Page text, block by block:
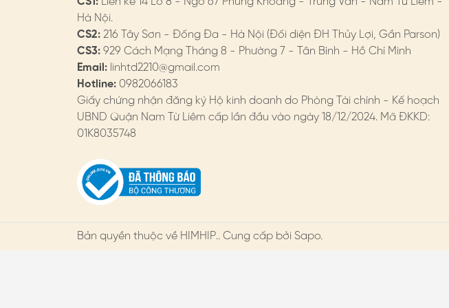
Hà Nội.
CS2: 216 Tây Sơn - Đống Đa - Hà Nội (Đối diện ĐH Thủy Lợi, Gần Parson)
CS3: 929 Cách Mạng Tháng 8 - Phường 7 - Tân Bình - Hồ Chí Minh
Email: linhtd2210@gmail.com
Hotline: 0982066183
Giấy chứng nhận đăng ký Hộ kinh doanh do Phòng Tài chính - Kế hoạch
UBND Quận Nam Từ Liêm cấp lần đầu vào ngày 18/12/2024. Mã ĐKKD:
01K8035748
Bản quyền thuộc về HIMHIP.. Cung cấp bởi Sapo.